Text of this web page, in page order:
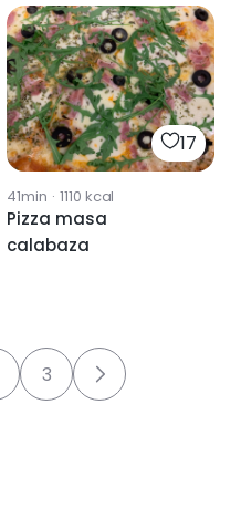
17
41min · 1110 kcal
Pizza masa
calabaza
3